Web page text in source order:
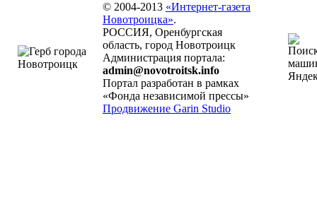
© 2004-2013 «Интернет-газета
Новотроицка».
РОССИЯ, Оренбургская
область, город Новотроицк
Администрация портала:
admin@novotroitsk.info
Портал разработан в рамках
«Фонда независимой прессы»
Продвижение Garin Studio